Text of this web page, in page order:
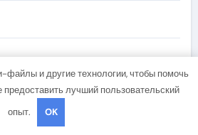
файлы и другие технологии, чтобы помочь
предоставить лучший пользовательский
опыт.
OK